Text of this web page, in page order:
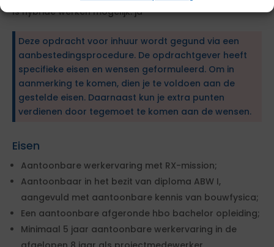
Is hybride werken mogelijk: ja
Deze opdracht voor inhuur wordt gegund via een
aanbestedingsprocedure. De opdrachtgever heeft
specifieke eisen en wensen geformuleerd. Om in
aanmerking te komen, dien je te voldoen aan de
gestelde eisen. Daarnaast kun je extra punten
verdienen door tegemoet te komen aan de wensen.
Eisen
Aantoonbare werkervaring met RX-mission;
Aantoonbaar in het bezit van diploma ABW I,
aangevuld met aantoonbare kennis van bouwfysica;
Een aantoonbare afgeronde hbo bachelor opleiding;
Minimaal 5 jaar aantoonbare werkervaring in de